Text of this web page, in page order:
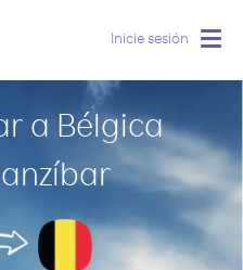
Inicie sesión
a Bélgica